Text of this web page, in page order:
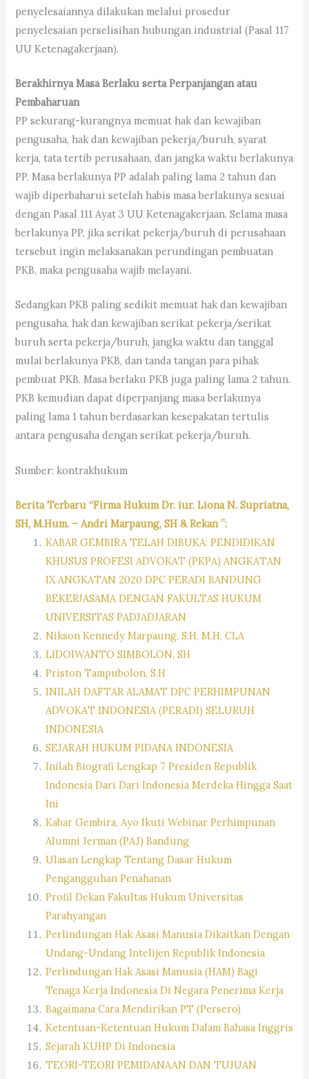
penyelesaiannya dilakukan melalui prosedur
penyelesaian perselisihan hubungan industrial (Pasal 117
UU Ketenagakerjaan).
Berakhirnya Masa Berlaku serta Perpanjangan atau
Pembaharuan
PP sekurang-kurangnya memuat hak dan kewajiban
pengusaha, hak dan kewajiban pekerja/buruh, syarat
kerja, tata tertib perusahaan, dan jangka waktu berlakunya
PP. Masa berlakunya PP adalah paling lama 2 tahun dan
wajib diperbaharui setelah habis masa berlakunya sesuai
dengan Pasal 111 Ayat 3 UU Ketenagakerjaan. Selama masa
berlakunya PP, jika serikat pekerja/buruh di perusahaan
tersebut ingin melaksanakan perundingan pembuatan
PKB, maka pengusaha wajib melayani.
Sedangkan PKB paling sedikit memuat hak dan kewajiban
pengusaha, hak dan kewajiban serikat pekerja/serikat
buruh serta pekerja/buruh, jangka waktu dan tanggal
mulai berlakunya PKB, dan tanda tangan para pihak
pembuat PKB. Masa berlaku PKB juga paling lama 2 tahun.
PKB kemudian dapat diperpanjang masa berlakunya
paling lama 1 tahun berdasarkan kesepakatan tertulis
antara pengusaha dengan serikat pekerja/buruh.
Sumber: kontrakhukum
Berita Terbaru “Firma Hukum Dr. iur. Liona N. Supriatna,
SH, M.Hum. – Andri Marpaung, SH & Rekan ”:
KABAR GEMBIRA TELAH DIBUKA: PENDIDIKAN
KHUSUS PROFESI ADVOKAT (PKPA) ANGKATAN
IX ANGKATAN 2020 DPC PERADI BANDUNG
BEKERJASAMA DENGAN FAKULTAS HUKUM
UNIVERSITAS PADJADJARAN
Nikson Kennedy Marpaung, S.H, M.H, CLA
LIDOIWANTO SIMBOLON, SH
Priston Tampubolon, S.H
INILAH DAFTAR ALAMAT DPC PERHIMPUNAN
ADVOKAT INDONESIA (PERADI) SELURUH
INDONESIA
SEJARAH HUKUM PIDANA INDONESIA
Inilah Biografi Lengkap 7 Presiden Republik
Indonesia Dari Dari Indonesia Merdeka Hingga Saat
Ini
Kabar Gembira, Ayo Ikuti Webinar Perhimpunan
Alumni Jerman (PAJ) Bandung
Ulasan Lengkap Tentang Dasar Hukum
Pengangguhan Penahanan
Profil Dekan Fakultas Hukum Universitas
Parahyangan
Perlindungan Hak Asasi Manusia Dikaitkan Dengan
Undang-Undang Intelijen Republik Indonesia
Perlindungan Hak Asasi Manusia (HAM) Bagi
Tenaga Kerja Indonesia Di Negara Penerima Kerja
Bagaimana Cara Mendirikan PT (Persero)
Ketentuan-Ketentuan Hukum Dalam Bahasa Inggris
Sejarah KUHP Di Indonesia
TEORI-TEORI PEMIDANAAN DAN TUJUAN